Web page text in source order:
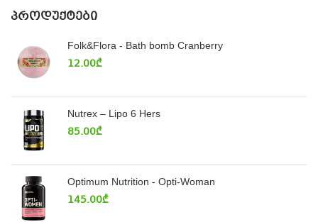
ᲞᲠᲝᲓᲣᲥᲢᲔᲑᲘ
Folk&Flora - Bath bomb Cranberry
12.00₾
Nutrex – Lipo 6 Hers
85.00₾
Optimum Nutrition - Opti-Woman
145.00₾